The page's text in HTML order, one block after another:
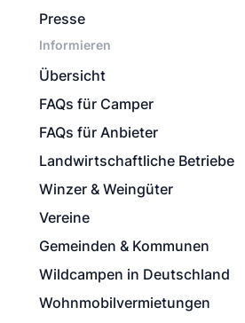
Presse
Informieren
Übersicht
FAQs für Camper
FAQs für Anbieter
Landwirtschaftliche Betriebe
Winzer & Weingüter
Vereine
Gemeinden & Kommunen
Wildcampen in Deutschland
Wohnmobilvermietungen